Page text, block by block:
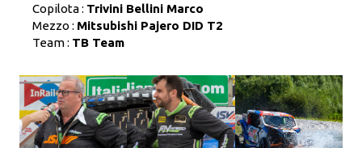
Copilota : Trivini Bellini Marco
Mezzo : Mitsubishi Pajero DID T2
Team : TB Team